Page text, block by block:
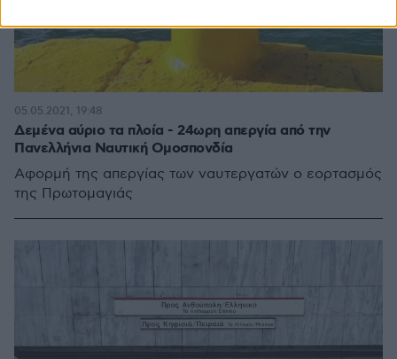
Δεμένα αύριο τα πλοία - 24ωρη απεργία από την
Πανελλήνια Ναυτική Ομοσπονδία
Αφορμή της απεργίας των ναυτεργατών ο εορτασμός
της Πρωτομαγιάς
05.05.2021, 19:48